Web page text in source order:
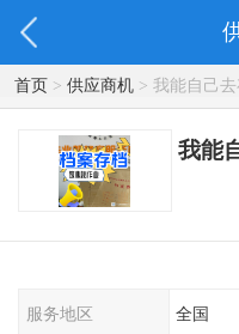
首页> 供应商机> 我能自己去
我能
服务地区 全国